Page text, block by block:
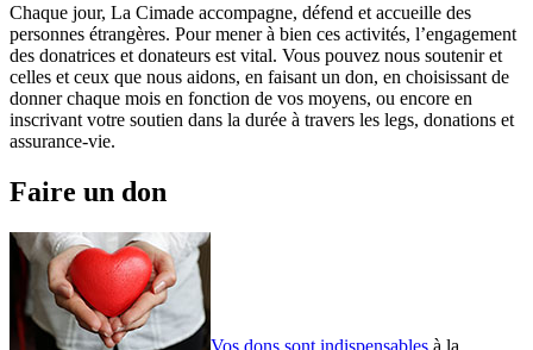
Chaque jour, La Cimade accompagne, défend et accueille des
personnes étrangères. Pour mener à bien ces activités, l’engagement
des donatrices et donateurs est vital. Vous pouvez nous soutenir et
celles et ceux que nous aidons, en faisant un don, en choisissant de
donner chaque mois en fonction de vos moyens, ou encore en
inscrivant votre soutien dans la durée à travers les legs, donations et
assurance-vie.
Faire un don
Vos dons sont indispensables à la